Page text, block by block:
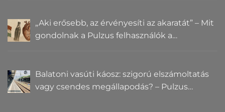
„Aki erősebb, az érvényesíti az akaratát” – Mit
gondolnak a Pulzus felhasználók a
Balatoni vasúti káosz: szigorú elszámoltatás
vagy csendes megállapodás? – Pulzus